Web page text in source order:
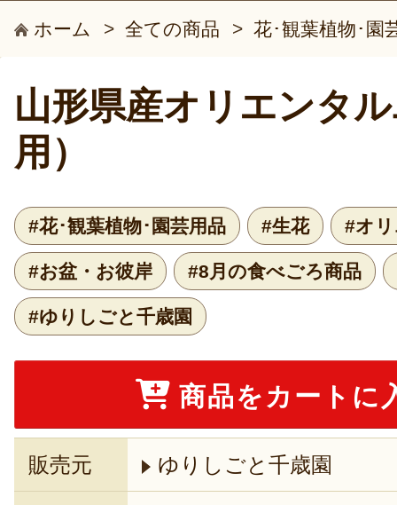
ホーム > 全ての商品 > 花･観葉植物･園
山形県産オリエンタ
用）
#花･観葉植物･園芸用品 #生花 #オ
#お盆・お彼岸 #8月の食べごろ商品
#ゆりしごと千歳園
商品をカートに
販売元 ゆりしごと千歳園